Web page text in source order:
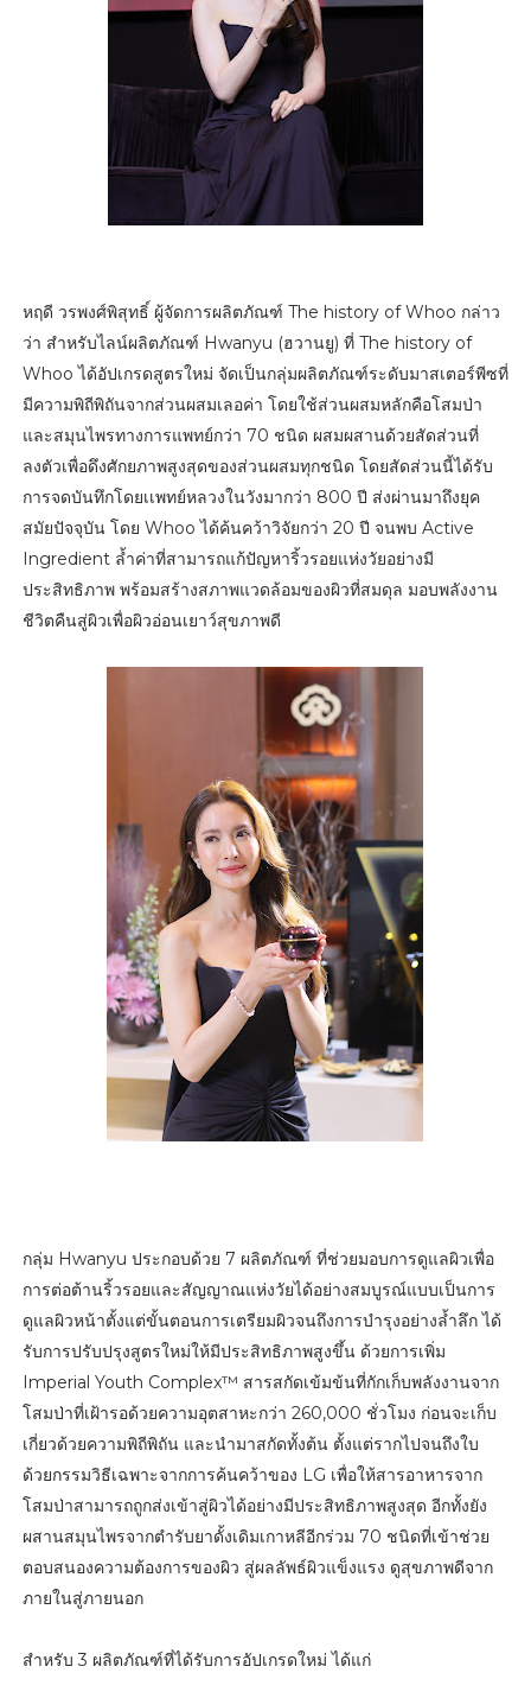
หฤดี วรพงศ์พิสุทธิ์ ผู้จัดการผลิตภัณฑ์ The history of Whoo กล่าว
ว่า สำหรับไลน์ผลิตภัณฑ์ Hwanyu (ฮวานยู) ที่ The history of
Whoo ได้อัปเกรดสูตรใหม่ จัดเป็นกลุ่มผลิตภัณฑ์ระดับมาสเตอร์พีซที่
มีความพิถีพิถันจากส่วนผสมเลอค่า โดยใช้ส่วนผสมหลักคือโสมป่า
และสมุนไพรทางการแพทย์กว่า 70 ชนิด ผสมผสานด้วยสัดส่วนที่
ลงตัวเพื่อดึงศักยภาพสูงสุดของส่วนผสมทุกชนิด โดยสัดส่วนนี้ได้รับ
การจดบันทึกโดยเเพทย์หลวงในวังมากว่า 800 ปี ส่งผ่านมาถึงยุค
สมัยปัจจุบัน โดย Whoo ได้ค้นคว้าวิจัยกว่า 20 ปี จนพบ Active
Ingredient ล้ำค่าที่สามารถแก้ปัญหาริ้วรอยแห่งวัยอย่างมี
ประสิทธิภาพ พร้อมสร้างสภาพแวดล้อมของผิวที่สมดุล มอบพลังงาน
ชีวิตคืนสู่ผิวเพื่อผิวอ่อนเยาว์สุขภาพดี
กลุ่ม Hwanyu ประกอบด้วย 7 ผลิตภัณฑ์ ที่ช่วยมอบการดูแลผิวเพื่อ
การต่อต้านริ้วรอยและสัญญาณแห่งวัยได้อย่างสมบูรณ์แบบเป็นการ
ดูแลผิวหน้าตั้งแต่ขั้นตอนการเตรียมผิวจนถึงการบำรุงอย่างล้ำลึก ได้
รับการปรับปรุงสูตรใหม่ให้มีประสิทธิภาพสูงขึ้น ด้วยการเพิ่ม
Imperial Youth Complex™ สารสกัดเข้มข้นที่กักเก็บพลังงานจาก
โสมป่าที่เฝ้ารอด้วยความอุตสาหะกว่า 260,000 ชั่วโมง ก่อนจะเก็บ
เกี่ยวด้วยความพิถีพิถัน และนำมาสกัดทั้งต้น ตั้งแต่รากไปจนถึงใบ
ด้วยกรรมวิธีเฉพาะจากการค้นคว้าของ LG เพื่อให้สารอาหารจาก
โสมป่าสามารถถูกส่งเข้าสู่ผิวได้อย่างมีประสิทธิภาพสูงสุด อีกทั้งยัง
ผสานสมุนไพรจากตำรับยาดั้งเดิมเกาหลีอีกร่วม 70 ชนิดที่เข้าช่วย
ตอบสนองความต้องการของผิว สู่ผลลัพธ์ผิวแข็งแรง ดูสุขภาพดีจาก
ภายในสู่ภายนอก
สำหรับ 3 ผลิตภัณฑ์ที่ได้รับการอัปเกรดใหม่ ได้แก่